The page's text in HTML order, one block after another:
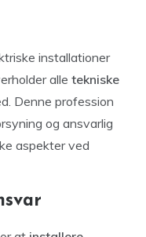
installationer
alle tekniske
Denne profession
og ansvarlig
aspekter ved